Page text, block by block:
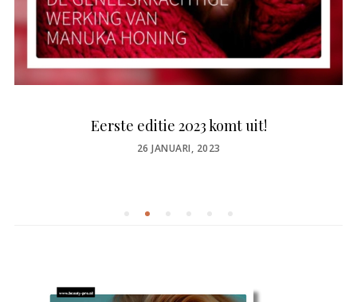
Eerste editie 2023 komt uit!
POSTED
26 JANUARI, 2023